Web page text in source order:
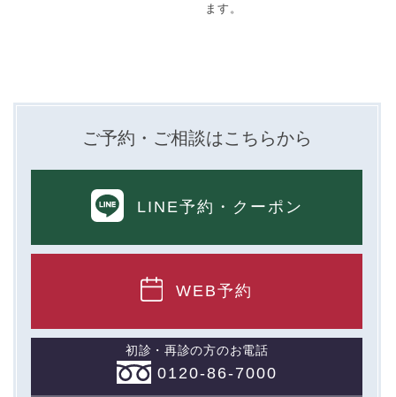
ます。
ご予約・ご相談はこちらから
LINE予約 ・クーポン
WEB予約
初診・再診の方のお電話
0120-86-7000